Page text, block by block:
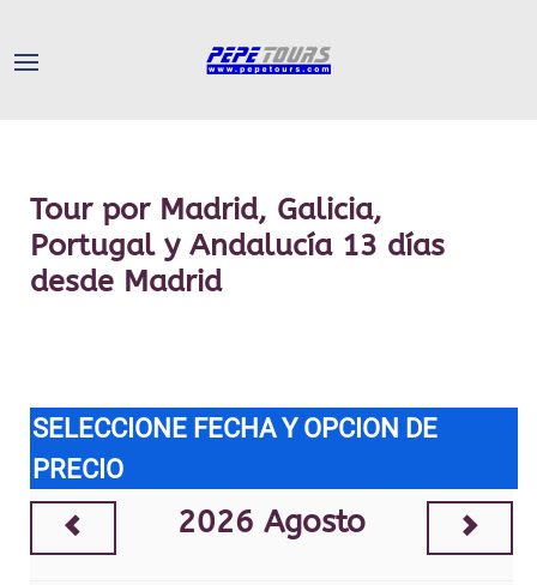
Tour por Madrid, Galicia,
Portugal y Andalucía 13 días
desde Madrid
SELECCIONE FECHA Y OPCION DE
PRECIO
2026 Agosto